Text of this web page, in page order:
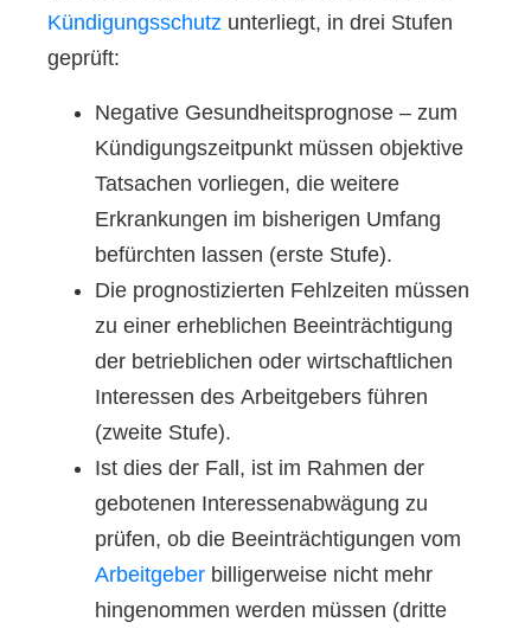
Kündigungsschutz unterliegt, in drei Stufen
geprüft:
Negative Gesundheitsprognose – zum
Kündigungszeitpunkt müssen objektive
Tatsachen vorliegen, die weitere
Erkrankungen im bisherigen Umfang
befürchten lassen (erste Stufe).
Die prognostizierten Fehlzeiten müssen
zu einer erheblichen Beeinträchtigung
der betrieblichen oder wirtschaftlichen
Interessen des Arbeitgebers führen
(zweite Stufe).
Ist dies der Fall, ist im Rahmen der
gebotenen Interessenabwägung zu
prüfen, ob die Beeinträchtigungen vom
Arbeitgeber billigerweise nicht mehr
hingenommen werden müssen (dritte